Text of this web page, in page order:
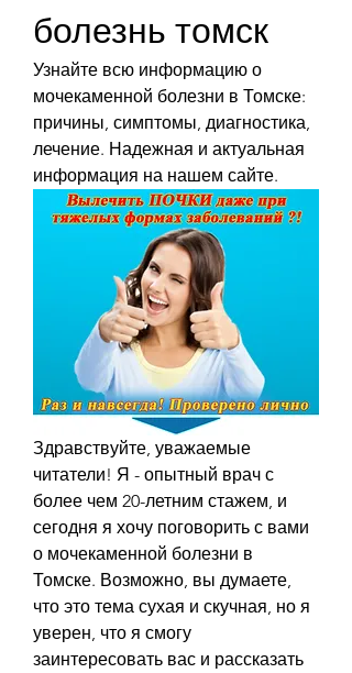
болезнь томск
Узнайте всю информацию о
мочекаменной болезни в Томске:
причины, симптомы, диагностика,
лечение. Надежная и актуальная
информация на нашем сайте.
Здравствуйте, уважаемые
читатели! Я - опытный врач с
более чем 20-летним стажем, и
сегодня я хочу поговорить с вами
о мочекаменной болезни в
Томске. Возможно, вы думаете,
что это тема сухая и скучная, но я
уверен, что я смогу
заинтересовать вас и рассказать